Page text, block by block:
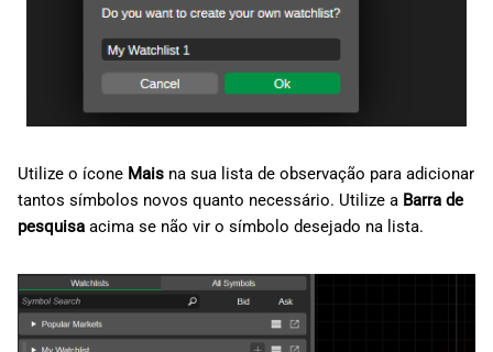
Utilize o ícone Mais na sua lista de observação para adicionar
tantos símbolos novos quanto necessário. Utilize a Barra de
pesquisa acima se não vir o símbolo desejado na lista.